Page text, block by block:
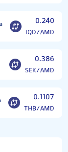
0.240
IQD/AMD
0.386
SEK/AMD
0.1107
THB/AMD